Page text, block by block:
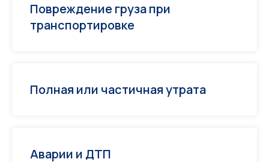
Повреждение груза при
транспортировке
Полная или частичная утрата
Аварии и ДТП